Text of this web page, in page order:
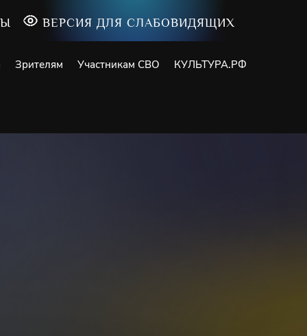
ВЕРСИЯ ДЛЯ СЛАБОВИДЯЩИХ
Зрителям Участникам СВО КУЛЬТУРА.РФ